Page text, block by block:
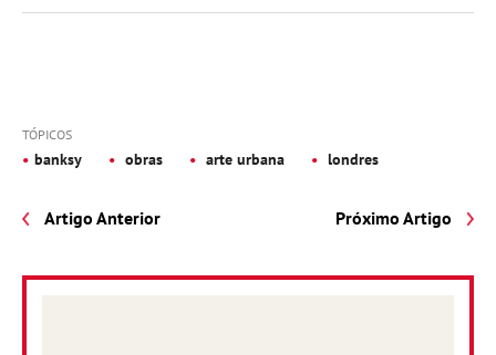
TÓPICOS
banksy obras arte urbana londres
Artigo Anterior Próximo Artigo